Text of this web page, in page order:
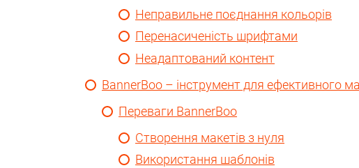
Неправильне поєднання кольорів
Перенасиченість шрифтами
Неадаптований контент
BannerBoo – інструмент для ефективного
Переваги BannerBoo
Створення макетів з нуля
Використання шаблонів